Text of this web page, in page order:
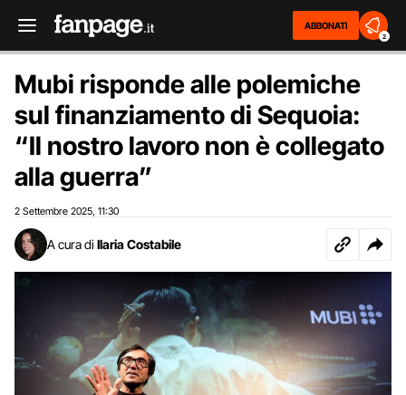
ABBONATI
2
Mubi risponde alle polemiche
sul finanziamento di Sequoia:
“Il nostro lavoro non è collegato
alla guerra”
2 Settembre 2025 11:30
A cura di Ilaria Costabile